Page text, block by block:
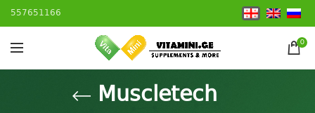
557651166
0
Muscletech